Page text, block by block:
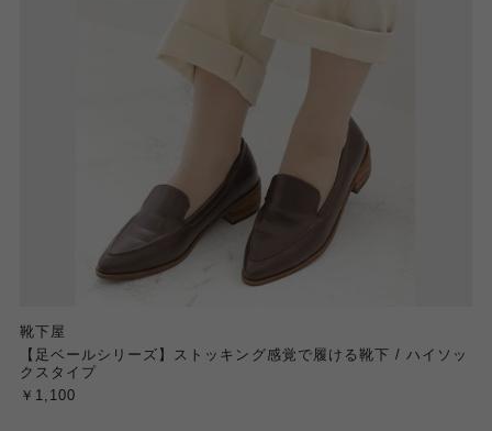
靴下屋
【足ベールシリーズ】ストッキング感覚で履ける靴下 / ハイソッ
クスタイプ
￥1,100